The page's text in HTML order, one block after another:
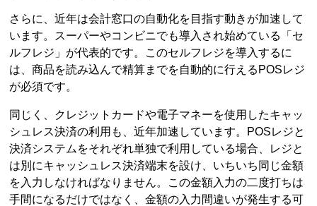
さらに、近年は会計窓口の自動化を目指す動きが加速して
います。スーパーやコンビニでも導入され始めている「セ
ルフレジ」が代表的です。このセルフレジを導入するに
は、商品を読み込んで精算までを自動的に行えるPOSレジ
が必須です。
同じく、クレジットカードや電子マネーを使用したキャッ
シュレス決済の利用も、近年加速しています。POSレジと
決済システムをそれぞれ単独で利用している場合、レジと
は別にキャッシュレス決済端末を設け、いちいち同じ金額
を入力しなければなりません。この金額入力の二度打ちは
手間になるだけではなく、金額の入力間違いが発生する可